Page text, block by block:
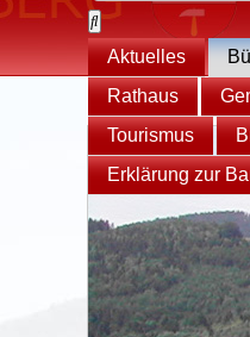
Aktuelles
Rathaus
Tourismus
Erklärung zur